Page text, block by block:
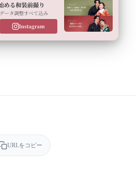
める和装前撮り
ータ調整すべて込み
Instagram
URLをコピー